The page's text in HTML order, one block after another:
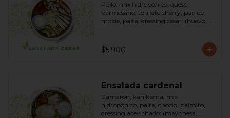
Pollo, mix hidropónico, queso
parmesano, tomate cherry, pan de
molde, palta, dressing cesar: (huevo,
$5.900
Ensalada cardenal
Camarón, kanikama, mix
hidropónico, palta, choclo, palmito,
dressing acevichado: (mayonesa,